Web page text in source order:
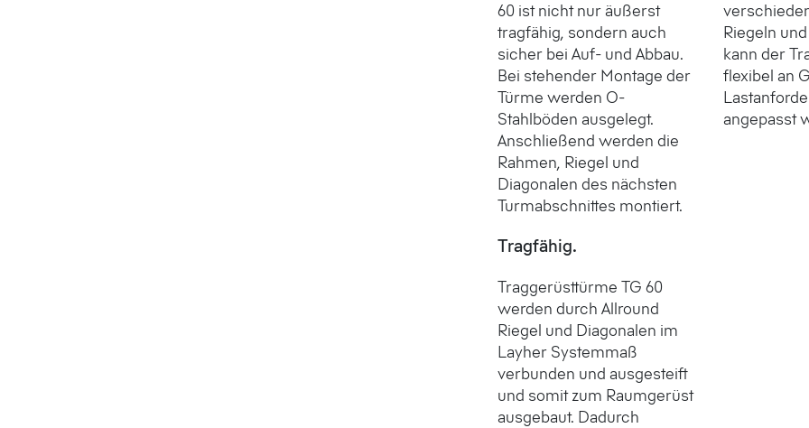
60 ist nicht nur äußerst
tragfähig, sondern auch
sicher bei Auf- und Abbau.
Bei stehender Montage der
Türme werden O-
Stahlböden ausgelegt.
Anschließend werden die
Rahmen, Riegel und
Diagonalen des nächsten
Turmabschnittes montiert.
Riegeln
kann der
flexibel an
angepasst
Tragfähig.
Traggerüsttürme TG 60
werden durch Allround
Riegel und Diagonalen im
Layher System­maß
verbunden und ausgesteift
und somit zum Raum­gerüst
ausgebaut. Dadurch